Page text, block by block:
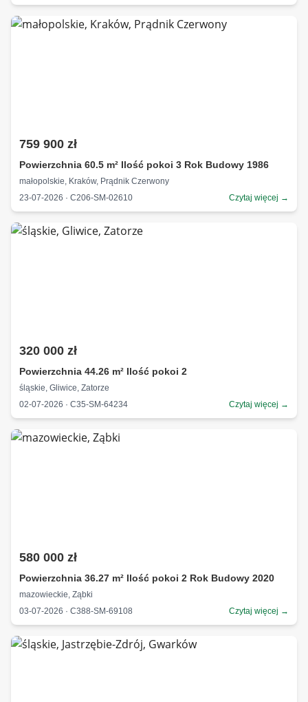
759 900 zł
Powierzchnia 60.5 m² Ilość pokoi 3 Rok Budowy 1986
małopolskie, Kraków, Prądnik Czerwony
23-07-2026 · C206-SM-02610
Czytaj więcej →
320 000 zł
Powierzchnia 44.26 m² Ilość pokoi 2
śląskie, Gliwice, Zatorze
02-07-2026 · C35-SM-64234
Czytaj więcej →
580 000 zł
Powierzchnia 36.27 m² Ilość pokoi 2 Rok Budowy 2020
mazowieckie, Ząbki
03-07-2026 · C388-SM-69108
Czytaj więcej →